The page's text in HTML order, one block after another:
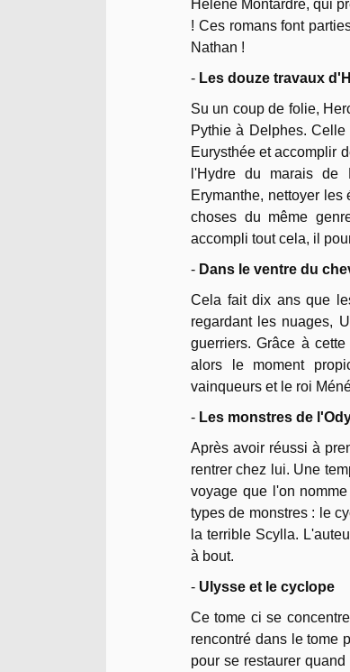
Hélène Montardre, qui
! Ces romans font
Nathan !
- Les douze travaux
Su un coup de folie,
Pythie à Delphes.
Eurysthée et accomplir
l'Hydre du marais de
Erymanthe, nettoyer
choses du même
accompli tout cela, il
- Dans le ventre du
Cela fait dix ans que
regardant les nuages,
guerriers. Grâce à
alors le moment
vainqueurs et le roi
- Les monstres de
Après avoir réussi à
rentrer chez lui. Une
voyage que l'on
types de monstres : le
la terrible Scylla.
à bout.
- Ulysse et le cyclope
Ce tome ci se
rencontré dans le tome
pour se restaurer